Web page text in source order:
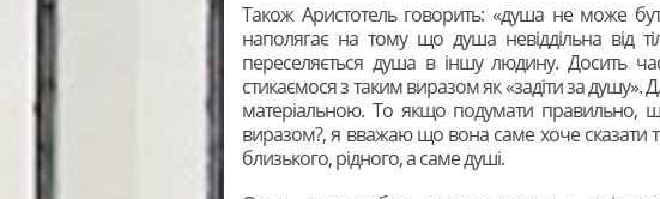
Також Аристотель говорить: «душа не може
наполягає на тому що душа невіддільна від
переселяється душа в іншу людину. Досить
стикаємося з таким виразом як «задіти за
матеріальною. То якщо подумати правильно,
виразом?, я вважаю що вона саме хоче сказати
близького, рідного, а саме душі.